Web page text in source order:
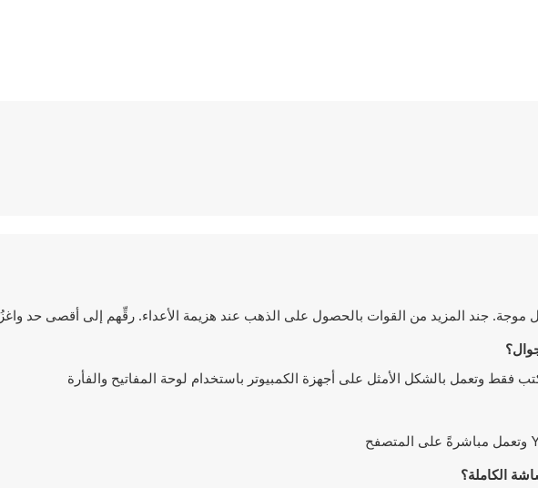
موجة. جند المزيد من القوات بالحصول على الذهب عند هزيمة الأعداء. رقِّهم إلى أقصى حد واغزُ